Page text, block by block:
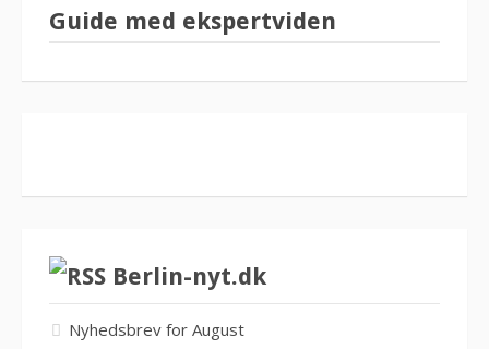
Guide med ekspertviden
Berlin-nyt.dk
Nyhedsbrev for August